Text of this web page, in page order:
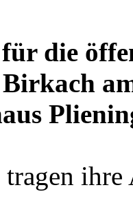
die